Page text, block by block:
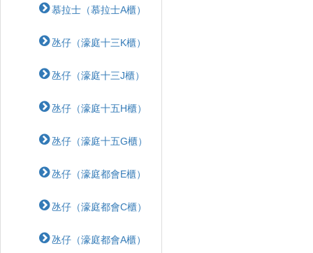
慕拉士（慕拉士A櫃）
氹仔（濠庭十三K櫃）
氹仔（濠庭十三J櫃）
氹仔（濠庭十五H櫃）
氹仔（濠庭十五G櫃）
氹仔（濠庭都會E櫃）
氹仔（濠庭都會C櫃）
氹仔（濠庭都會A櫃）